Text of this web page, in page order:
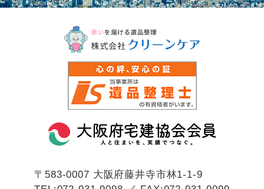
〒583-0007 大阪府藤井寺市林1-1-9